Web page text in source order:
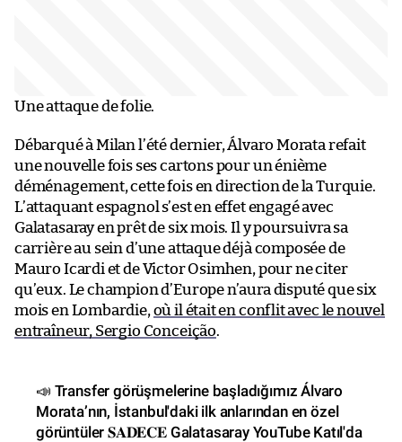
Une attaque de folie.
Débarqué à Milan l’été dernier, Álvaro Morata refait
une nouvelle fois ses cartons pour un énième
déménagement, cette fois en direction de la Turquie.
L’attaquant espagnol s’est en effet engagé avec
Galatasaray en prêt de six mois. Il y poursuivra sa
carrière au sein d’une attaque déjà composée de
Mauro Icardi et de Victor Osimhen, pour ne citer
qu’eux. Le champion d’Europe n’aura disputé que six
mois en Lombardie, où il était en conflit avec le nouvel
entraîneur, Sergio Conceição.
📣 Transfer görüşmelerine başladığımız Álvaro
Morata’nın, İstanbul'daki ilk anlarından en özel
görüntüler 𝐒𝐀𝐃𝐄𝐂𝐄 Galatasaray YouTube Katıl'da